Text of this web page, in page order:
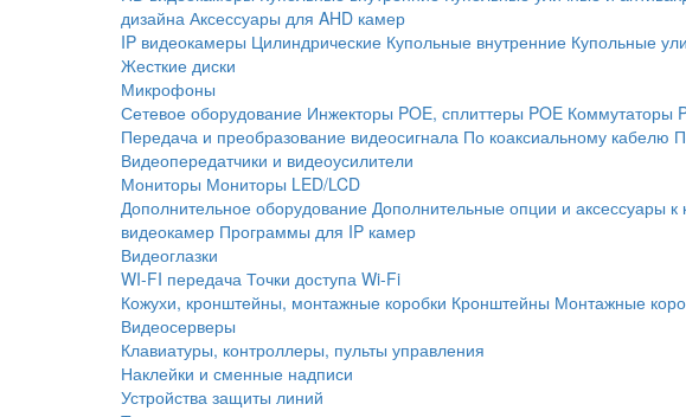
дизайна Аксессуары для AHD камер
IP видеокамеры Цилиндрические Купольные внутренние Купольные
Жесткие диски
Микрофоны
Сетевое оборудование Инжекторы POE, сплиттеры POE Коммутаторы
Передача и преобразование видеосигнала По коаксиальному кабелю
Видеопередатчики и видеоусилители
Мониторы Мониторы LED/LCD
Дополнительное оборудование Дополнительные опции и аксессуары к
видеокамер Программы для IP камер
Видеоглазки
WI-FI передача Точки доступа Wi-Fi
Кожухи, кронштейны, монтажные коробки Кронштейны Монтажные
Видеосерверы
Клавиатуры, контроллеры, пульты управления
Наклейки и сменные надписи
Устройства защиты линий